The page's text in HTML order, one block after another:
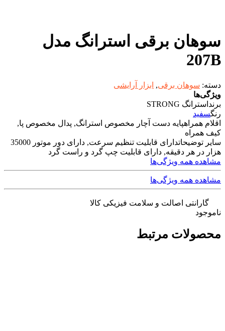
سوهان برقی استرانگ مدل
207B
دسته: سوهان برقی, ابزار آرایشی
ویژگی‌ها
برند استرانگ STRONG
رنگسفید
اقلام همراهپایه دست آچار مخصوص استرانگ, پدال مخصوص پا,
کیف همراه
سایر توضیحات
دارای قابلیت تنظیم سرعت, دارای دور موتور 35000
هزار در هر دقیقه, دارای قابلیت چپ گرد و راست گرد
مشاهده همه ویژگی‌ها
مشاهده همه ویژگی‌ها
گارانتی اصالت و سلامت فیزیکی کالا
ناموجود
محصولات مرتبط